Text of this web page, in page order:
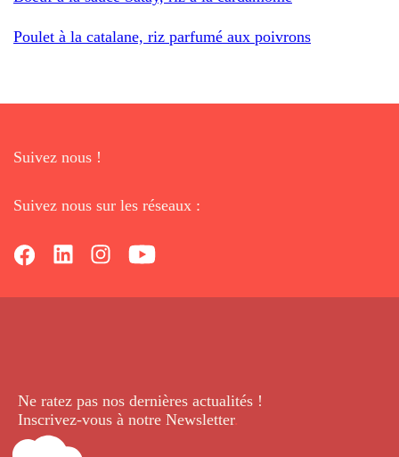
Poulet à la catalane, riz parfumé aux poivrons
Suivez nous !
Suivez nous sur les réseaux :
Ne ratez pas nos dernières actualités !
Inscrivez-vous à notre Newsletter.